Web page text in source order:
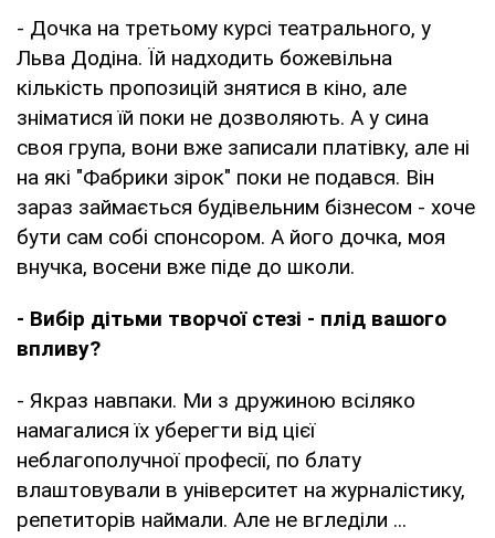
- Дочка на третьому курсі театрального, у
Льва Додіна. Їй надходить божевільна
кількість пропозицій знятися в кіно, але
зніматися їй поки не дозволяють. А у сина
своя група, вони вже записали платівку, але ні
на які "Фабрики зірок" поки не подався. Він
зараз займається будівельним бізнесом - хоче
бути сам собі спонсором. А його дочка, моя
внучка, восени вже піде до школи.
- Вибір дітьми творчої стезі - плід вашого
впливу?
- Якраз навпаки. Ми з дружиною всіляко
намагалися їх уберегти від цієї
неблагополучної професії, по блату
влаштовували в університет на журналістику,
репетиторів наймали. Але не вгледіли ...